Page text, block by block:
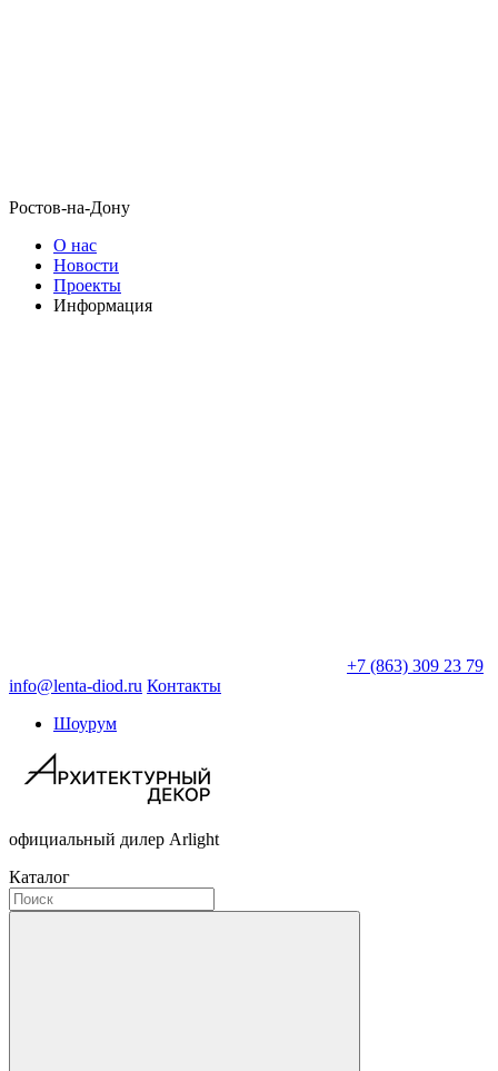
Ростов-на-Дону
О нас
Новости
Проекты
Информация
+7 (863) 309 23 79
info@lenta-diod.ru Контакты
Шоурум
официальный дилер Arlight
Каталог